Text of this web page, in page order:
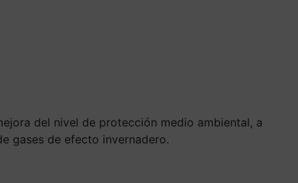
del nivel de protección medio ambiental, a
gases de efecto invernadero.